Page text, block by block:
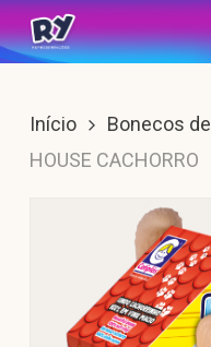
Skip
to
content
Início Bonecos
HOUSE CACHORRO